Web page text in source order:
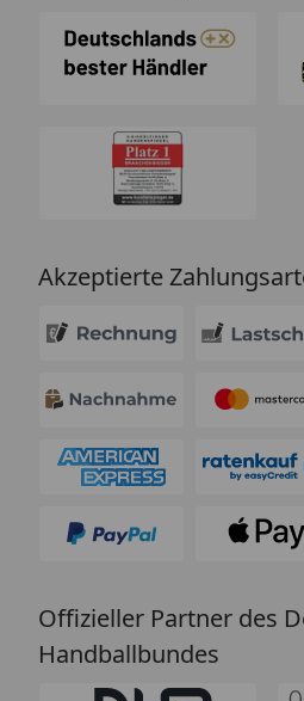
Akzeptierte
Offizieller Partner des
Handballbundes